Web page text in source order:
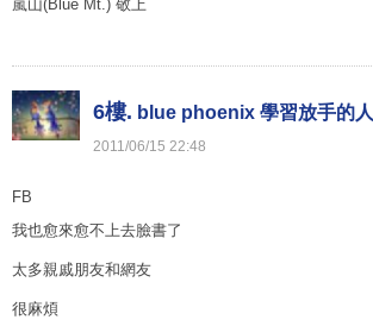
嵐山(Blue Mt.) 敬上
6樓. blue phoenix 學習放手的人
2011/06/15 22:48
FB
我也愈來愈不上去臉書了
太多親戚朋友和網友
很麻煩